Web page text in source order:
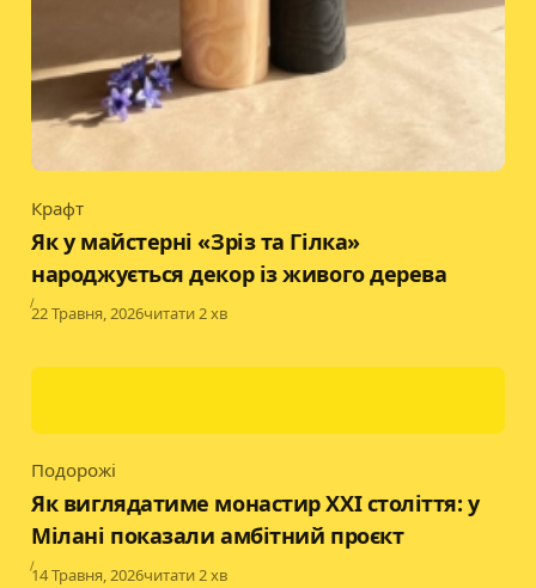
Category
Крафт
Як у майстерні «Зріз та Гілка»
народжується декор із живого дерева
Published
22 Травня, 2026читати 2 хв
Category
Подорожі
Як виглядатиме монастир XXI століття: у
Мілані показали амбітний проєкт
Published
14 Травня, 2026читати 2 хв